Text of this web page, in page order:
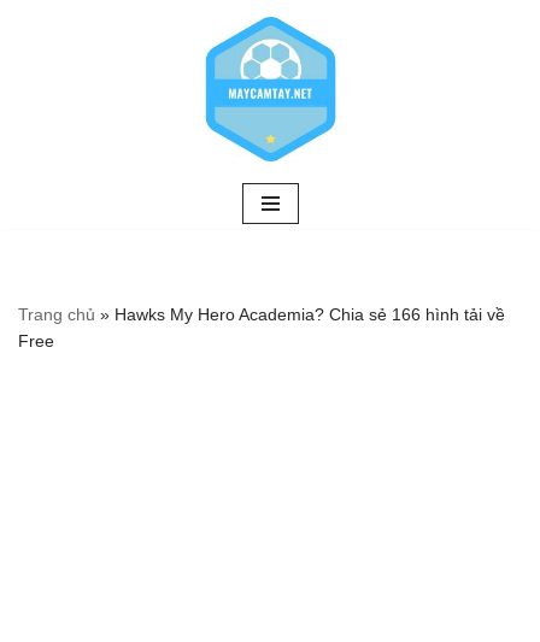
Trang chủ » Hawks My Hero Academia? Chia sẻ 166 hình tải về
Free